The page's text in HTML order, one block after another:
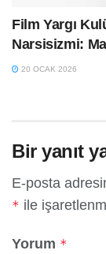
Film Yargı
Narsisizmi:
20 OCAK 2026
Bir yanıt
E-posta
* ile
Yorum *